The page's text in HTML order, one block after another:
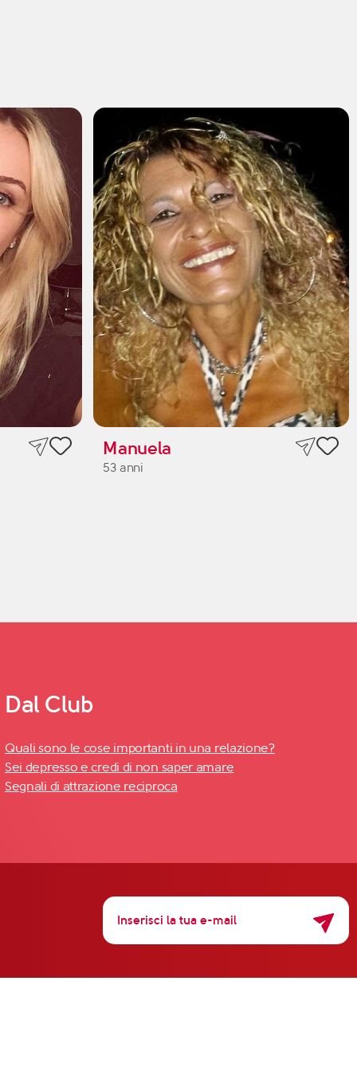
Manuela
53 anni
Dal Club
Quali sono le cose importanti in una relazione?
Sei depresso e credi di non saper amare
Segnali di attrazione reciproca